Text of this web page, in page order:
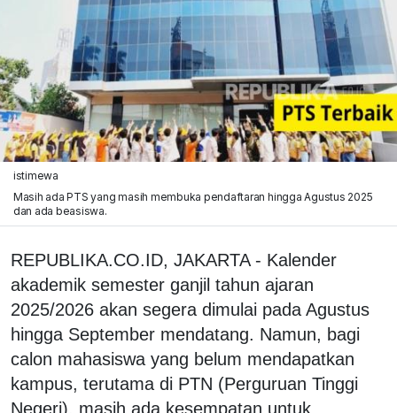
istimewa
Masih ada PTS yang masih membuka pendaftaran hingga Agustus 2025
dan ada beasiswa.
REPUBLIKA.CO.ID, JAKARTA - Kalender
akademik semester ganjil tahun ajaran
2025/2026 akan segera dimulai pada Agustus
hingga September mendatang. Namun, bagi
calon mahasiswa yang belum mendapatkan
kampus, terutama di PTN (Perguruan Tinggi
Negeri), masih ada kesempatan untuk